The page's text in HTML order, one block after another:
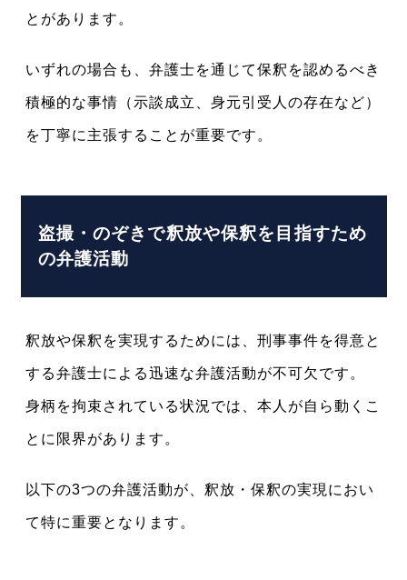
とがあります。
いずれの場合も、弁護士を通じて保釈を認めるべき
積極的な事情（示談成立、身元引受人の存在など）
を丁寧に主張することが重要です。
盗撮・のぞきで釈放や保釈を目指すため
の弁護活動
釈放や保釈を実現するためには、刑事事件を得意と
する弁護士による迅速な弁護活動が不可欠です。
身柄を拘束されている状況では、本人が自ら動くこ
とに限界があります。
以下の3つの弁護活動が、釈放・保釈の実現におい
て特に重要となります。